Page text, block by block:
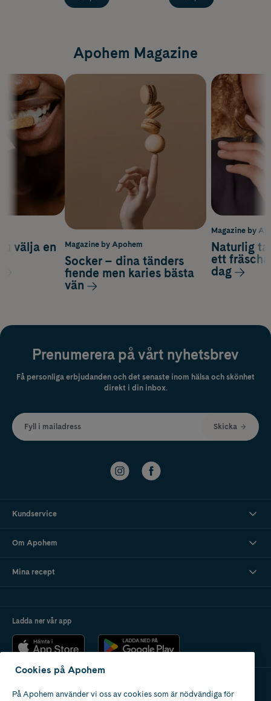
Apohem Magazine
Magazine by
Naturlig
ett
dag
välja en
Magazine by Apohem
Socker – dina tänders
fiende men karies bästa
vän
Prenumerera på vårt nyhetsbrev
Få personliga erbjudanden och det senaste inom hälsa och skönhet
direkt i din inbox.
Fyll i mailadress Skicka
Kundservice
Om Apohem
Mina recept
Ladda ner vår app
Apotek med tillstånd
Cookies på Apohem
På Apohem använder vi oss av cookies som är nödvändiga för